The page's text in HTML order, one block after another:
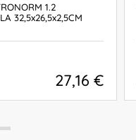
1.2
32,5x26,5x2,5CM
27,16 €